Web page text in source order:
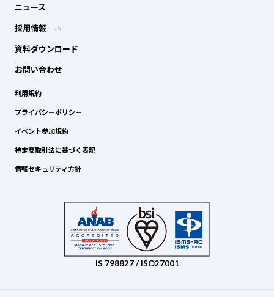
ニュース
採用情報
資料ダウンロード
お問い合わせ
利用規約
プライバシーポリシー
イベント参加規約
特定商取引法に基づく表記
情報セキュリティ方針
IS 798827 / ISO27001